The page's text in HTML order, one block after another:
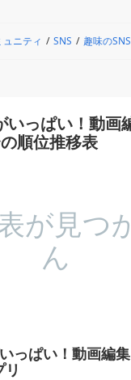
ュニティ SNS 趣味のSNS
いっぱい！動画
順位推移表
が見つ
ん
っぱい！動画編